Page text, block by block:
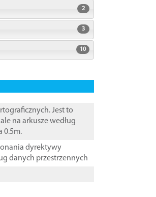
2
3
10
Jest to
na arkusze według
0.5m.
dyrektywy
danych przestrzennych